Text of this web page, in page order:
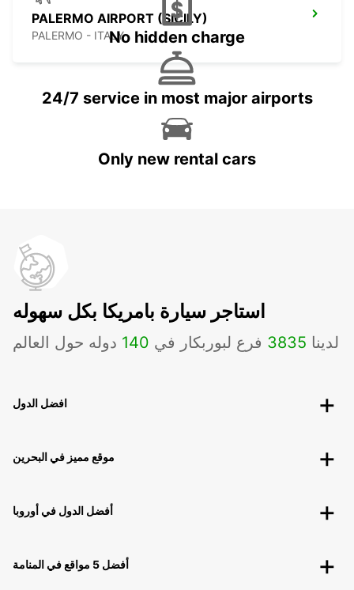
PALERMO AIRPORT (SICILY)
PALERMO - ITALYNo hidden charge
24/7 service in most major airports
Only new rental cars
استاجر سيارة بامريكا بكل سهوله
لدينا 3835 فرع لبوربكار في 140 دوله حول العالم
افضل الدول
موقع مميز في البحرين
أفضل الدول في أوروبا
أفضل 5 مواقع في المنامة